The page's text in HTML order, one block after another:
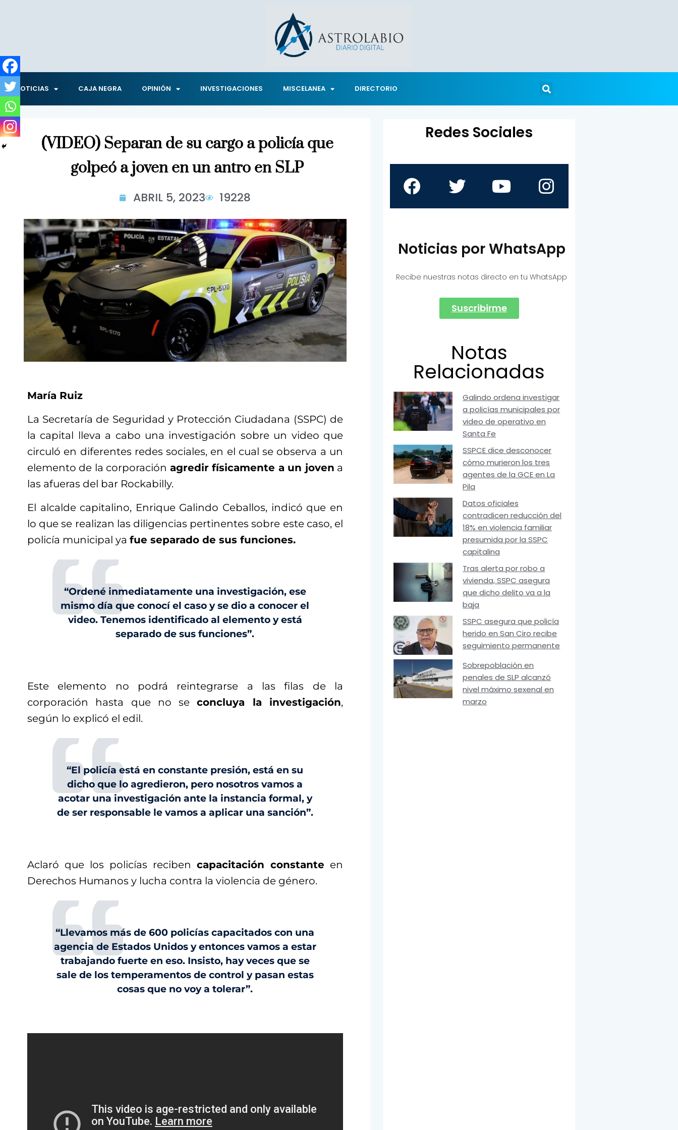
NOTICIAS CAJA NEGRA OPINIÓN INVESTIGACIONES MISCELANEA DIRECTORIO
(VIDEO) Separan de su cargo a policía que
golpeó a joven en un antro en SLP
ABRIL 5, 2023 19228
María Ruiz
La Secretaría de Seguridad y Protección Ciudadana (SSPC) de
la capital lleva a cabo una investigación sobre un video que
circuló en diferentes redes sociales, en el cual se observa a un
elemento de la corporación agredir físicamente a un joven a
las afueras del bar Rockabilly.
El alcalde capitalino, Enrique Galindo Ceballos, indicó que en
lo que se realizan las diligencias pertinentes sobre este caso, el
policía municipal ya fue separado de sus funciones.
“Ordené inmediatamente una investigación, ese
mismo día que conocí el caso y se dio a conocer el
video. Tenemos identificado al elemento y está
separado de sus funciones”.
Este elemento no podrá reintegrarse a las filas de la
corporación hasta que no seconcluya la investigación,
según lo explicó el edil.
“El policía está en constante presión, está en su
dicho que lo agredieron, pero nosotros vamos a
acotar una investigación ante la instancia formal, y
de ser responsable le vamos a aplicar una sanción”.
Aclaró que los policías reciben capacitación constante en
Derechos Humanos y lucha contra la violencia de género.
“Llevamos más de 600 policías capacitados con una
agencia de Estados Unidos y entonces vamos a estar
trabajando fuerte en eso. Insisto, hay veces que se
sale de los temperamentos de control y pasan estas
cosas que no voy a tolerar”.
Redes Sociales
Noticias por WhatsApp
Recibe nuestras notas directo en tu WhatsApp
Suscribirme
Notas
Relacionadas
Galindo ordena investigar
a policías municipales por
video de operativo en
Santa Fe
SSPCE dice desconocer
cómo murieron los tres
agentes de la GCE en La
Pila
Datos oficiales
contradicen reducción del
18% en violencia familiar
presumida por la SSPC
capitalina
Tras alerta por robo a
vivienda, SSPC asegura
que dicho delito va a la
baja
SSPC asegura que policía
herido en San Ciro recibe
seguimiento permanente
Sobrepoblación en
penales de SLP alcanzó
nivel máximo sexenal en
marzo